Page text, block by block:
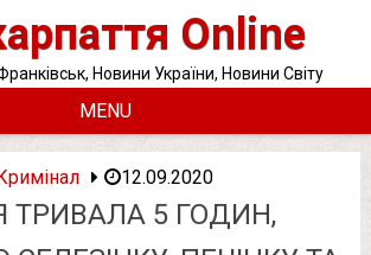
Online
Новини України, Новини Світу
MENU
12.09.2020
ТРИВАЛА 5 ГОДИН,